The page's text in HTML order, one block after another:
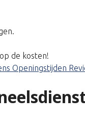
de kosten!
Openingstijden